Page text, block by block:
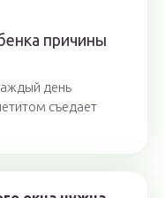
причины
день
съедает